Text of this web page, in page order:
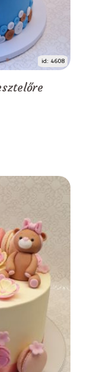
id: 4608